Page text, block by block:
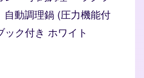
自動調理鍋 (圧力機能付
ック付き ホワイト